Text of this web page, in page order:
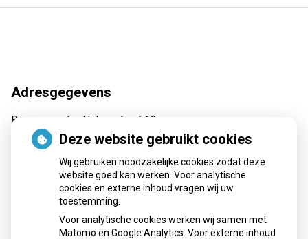
Adresgegevens
Burgemeester Hobusstraat 62
6031 VA Nederweert
0495 62 69 30
recepten@apotheekmaar.nl
Openingstijden
Deze website gebruikt cookies
Wij gebruiken noodzakelijke cookies zodat deze
website goed kan werken. Voor analytische
cookies en externe inhoud vragen wij uw
toestemming.
Voor analytische cookies werken wij samen met
Matomo en Google Analytics. Voor externe inhoud